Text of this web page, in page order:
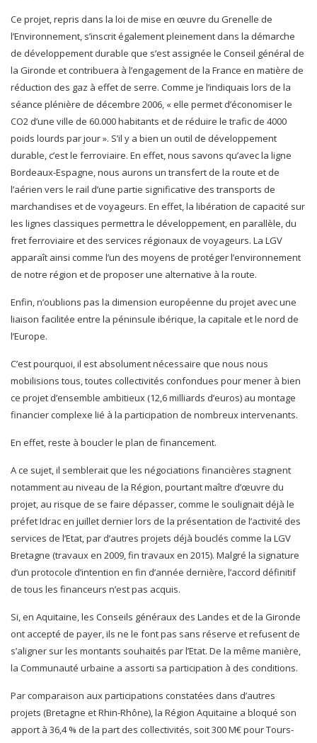
Ce projet, repris dans la loi de mise en œuvre du Grenelle de
l’Environnement, s’inscrit également pleinement dans la démarche
de développement durable que s’est assignée le Conseil général de
la Gironde et contribuera à l’engagement de la France en matière de
réduction des gaz à effet de serre. Comme je l’indiquais lors de la
séance plénière de décembre 2006, « elle permet d’économiser le
CO2 d’une ville de 60.000 habitants et de réduire le trafic de 4000
poids lourds par jour ». S’il y a bien un outil de développement
durable, c’est le ferroviaire. En effet, nous savons qu’avec la ligne
Bordeaux-Espagne, nous aurons un transfert de la route et de
l’aérien vers le rail d’une partie significative des transports de
marchandises et de voyageurs. En effet, la libération de capacité sur
les lignes classiques permettra le développement, en parallèle, du
fret ferroviaire et des services régionaux de voyageurs. La LGV
apparaît ainsi comme l’un des moyens de protéger l’environnement
de notre région et de proposer une alternative à la route.
Enfin, n’oublions pas la dimension européenne du projet avec une
liaison facilitée entre la péninsule ibérique, la capitale et le nord de
l’Europe.
C’est pourquoi, il est absolument nécessaire que nous nous
mobilisions tous, toutes collectivités confondues pour mener à bien
ce projet d’ensemble ambitieux (12,6 milliards d’euros) au montage
financier complexe lié à la participation de nombreux intervenants.
En effet, reste à boucler le plan de financement.
A ce sujet, il semblerait que les négociations financières stagnent
notamment au niveau de la Région, pourtant maître d’œuvre du
projet, au risque de se faire dépasser, comme le soulignait déjà le
préfet Idrac en juillet dernier lors de la présentation de l’activité des
services de l’Etat, par d’autres projets déjà bouclés comme la LGV
Bretagne (travaux en 2009, fin travaux en 2015). Malgré la signature
d’un protocole d’intention en fin d’année dernière, l’accord définitif
de tous les financeurs n’est pas acquis.
Si, en Aquitaine, les Conseils généraux des Landes et de la Gironde
ont accepté de payer, ils ne le font pas sans réserve et refusent de
s’aligner sur les montants souhaités par l’Etat. De la même manière,
la Communauté urbaine a assorti sa participation à des conditions.
Par comparaison aux participations constatées dans d’autres
projets (Bretagne et Rhin-Rhône), la Région Aquitaine a bloqué son
apport à 36,4 % de la part des collectivités, soit 300 M€ pour Tours-